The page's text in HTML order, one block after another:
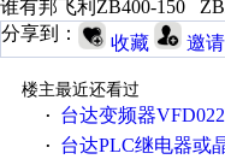
谁有邦飞利ZB400-150
分享到：
收藏 邀
楼主最近还看过
·
台达变频器VFD022M23B可以用
· 台达PLC继电器或